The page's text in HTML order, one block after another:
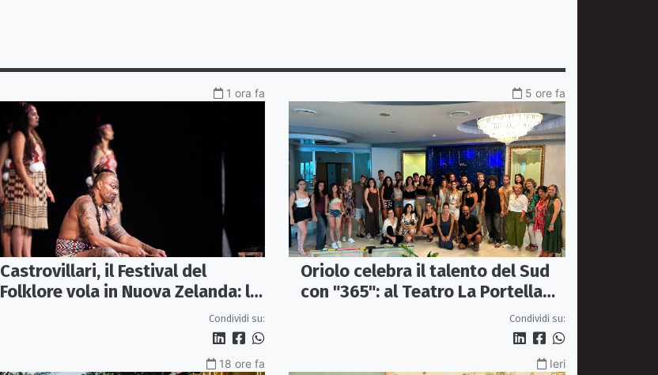
1 ora fa
Castrovillari, il Festival del
Folklore vola in Nuova Zelanda: la
cultura Maori protagonista della
Condividi su:
5 ore fa
Oriolo celebra il talento del Sud
con "365": al Teatro La Portella
una serata tra moda, arte eCondividi su:
18 ore fa Ieri